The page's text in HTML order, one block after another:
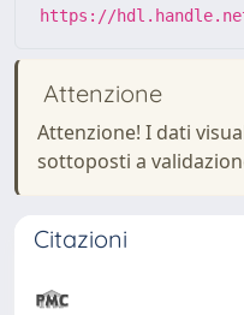
https://
Attenzione
Attenzione! I dati
sottoposti a
Citazioni